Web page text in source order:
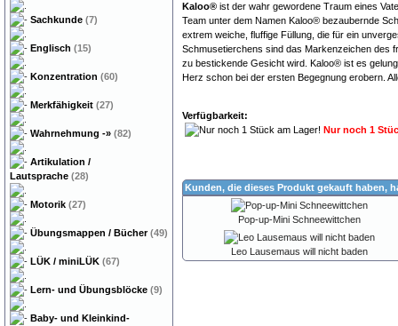
Kaloo® ist der wahr gewordene Traum eines
Team unter dem Namen Kaloo® bezaubernde
extrem weiche, fluffige Füllung, die für ein
Schmusetierchens sind das Markenzeichen des
zu bestickende Gesicht wird. Kaloo® ist es
Herz schon bei der ersten Begegnung erobern.
Verfügbarkeit:
Nur noch 1
Kunden, die dieses Produkt gekauft haben,
Pop-up-Mini Schneewittchen
Leo Lausemaus will nicht baden
Sachkunde (7)
Englisch (15)
Konzentration (60)
Merkfähigkeit (27)
Wahrnehmung -» (82)
Artikulation /
Lautsprache (28)
Motorik (27)
Übungsmappen / Bücher(49)
LÜK / miniLÜK (67)
Lern- und Übungsblöcke (9)
Baby- und Kleinkind-